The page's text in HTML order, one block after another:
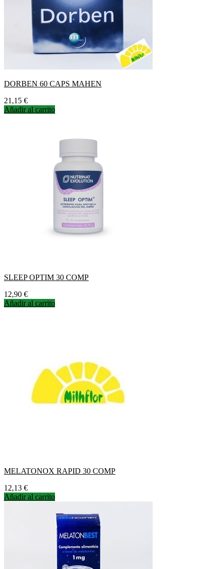
DORBEN 60 CAPS MAHEN
Precio
21,15 €
Añadir al carrito
SLEEP OPTIM 30 COMP
Precio
12,90 €
Añadir al carrito
MELATONOX RAPID 30 COMP
Precio
12,13 €
Añadir al carrito